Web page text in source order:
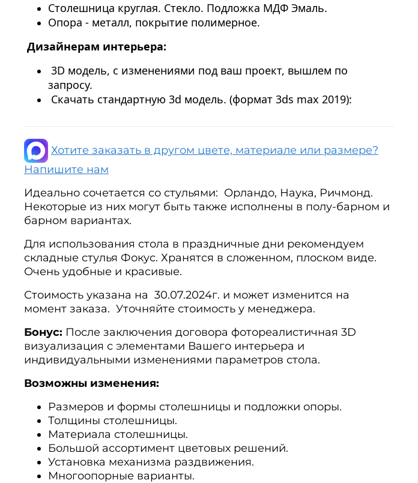
Столешница круглая. Стекло. Подложка МДФ Эмаль.
Опора - металл, покрытие полимерное.
Дизайнерам интерьера:
3D модель, с изменениями под ваш проект, вышлем по
запросу.
Скачать стандартную 3d модель. (формат 3ds max 2019):
Хотите заказать в другом цвете, материале или размере?
Напишите нам
Идеально сочетается со стульями: Орландо, Наука, Ричмонд.
Некоторые из них могут быть также исполнены в полу-барном и
барном вариантах.
Для использования стола в праздничные дни рекомендуем
складные стулья Фокус. Хранятся в сложенном, плоском виде.
Очень удобные и красивые.
Стоимость указана на 30.07.2024г. и может изменится на
момент заказа. Уточняйте стоимость у менеджера.
Бонус: После заключения договора фотореалистичная 3D
визуализация с элементами Вашего интерьера и
индивидуальными изменениями параметров стола.
Возможны изменения:
Размеров и формы столешницы и подложки опоры.
Толщины столешницы.
Материала столешницы.
Большой ассортимент цветовых решений.
Установка механизма раздвижения.
Многоопорные варианты.